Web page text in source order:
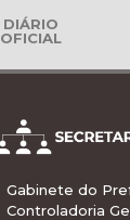
DIÁRIO
OFICIAL
Gabinete do
Controladoria